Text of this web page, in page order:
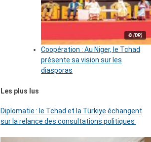
© (DR)
Coopération : Au Niger, le Tchad
présente sa vision sur les
diasporas
Les plus lus
Diplomatie : le Tchad et la Türkiye échangent
sur la relance des consultations politiques